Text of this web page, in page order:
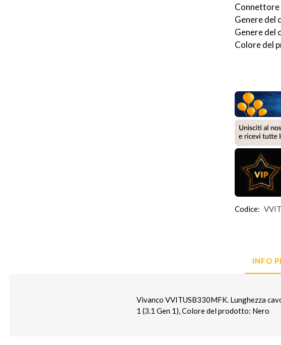
Connettore
Genere del
Genere del
Colore del
Codice:
INFO
Vivanco VVITUSB330MFK. Lunghezza
1 (3.1 Gen 1), Colore del prodotto: Nero